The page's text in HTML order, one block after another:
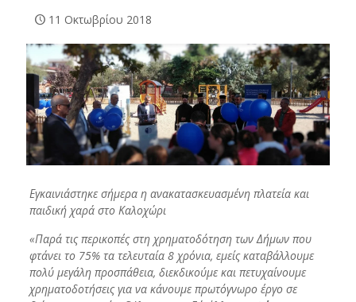
11 Οκτωβρίου 2018
Εγκαινιάστηκε σήμερα η ανακατασκευασμένη πλατεία και
παιδική χαρά στο Καλοχώρι
«Παρά τις περικοπές στη χρηματοδότηση των Δήμων που
φτάνει το 75% τα τελευταία 8 χρόνια, εμείς καταβάλλουμε
πολύ μεγάλη προσπάθεια, διεκδικούμε και πετυχαίνουμε
χρηματοδοτήσεις για να κάνουμε πρωτόγνωρο έργο σε